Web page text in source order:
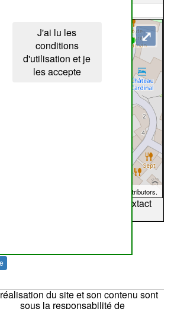
J'ai lu les
conditions
d'utilisation et je
les accepte
contributors.
⤢
peut ne pas refléter l'endroit extact
et archives
du site et son contenu sont
sous la responsabilité de